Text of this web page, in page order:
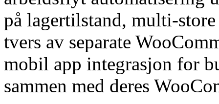
på lagertilstand, multi-
tvers av separate
mobil app integrasjon for
sammen med deres